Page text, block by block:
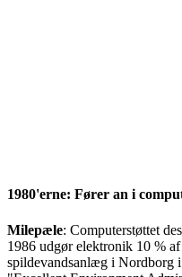
1980'erne: Fører an i
Milepæle: Computerstøttet
1986 udgør elektronik 10 %
spildevandsanlæg i Nordborg